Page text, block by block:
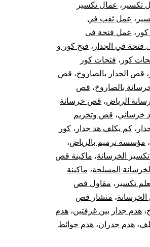
تكسير ، عمال تكسير
، عمل ثقب في
، عمل فتحة فى
فتحة في الجدار ، فتح كور و
كور ، فتحات كور
، قص الجدار بالصاروخ، قص
بالصاروخ، قص
الرياض، قص خرسانة
خرساني، قص وتخريم
، كم يكلف هد جدار ، كور
، مؤسسة ترميم بالرياض،
تكسير الخرسانة، ماكينة قص
المسلحة، ماكينة
تكسير ، مقاول قص
، منشار قص
، هدم جدار بين غرفتين، هدم
، هدم جدران، هدم حوائط